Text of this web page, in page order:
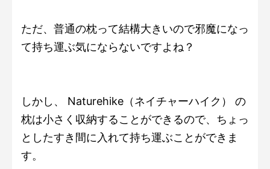
ただ、普通の枕って結構大きいので邪魔になっ
て持ち運ぶ気にならないですよね？
しかし、 Naturehike（ネイチャーハイク） の
枕は小さく収納することができるので、ちょっ
としたすき間に入れて持ち運ぶことができま
す。